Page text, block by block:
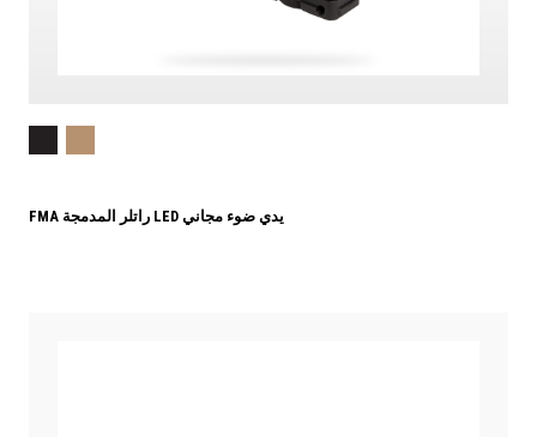
FMA راتلر المدمجة LED يدي ضوء مجاني